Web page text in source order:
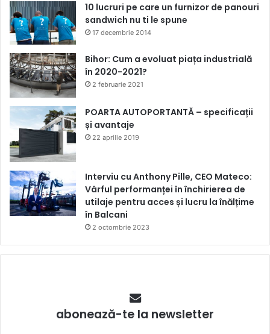
10 lucruri pe care un furnizor de panouri
sandwich nu ti le spune
17 decembrie 2014
Bihor: Cum a evoluat piața industrială
în 2020-2021?
2 februarie 2021
POARTA AUTOPORTANTĂ – specificații
și avantaje
22 aprilie 2019
Interviu cu Anthony Pille, CEO Mateco:
Vârful performanței în închirierea de
utilaje pentru acces și lucru la înălțime
în Balcani
2 octombrie 2023
abonează-te la newsletter